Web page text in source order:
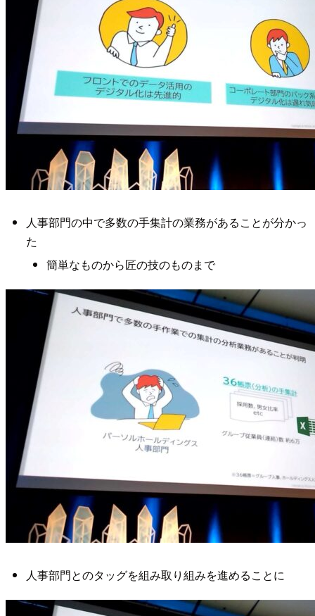
人事部門の中で多数の手集計の業務があることが分かっ
た
簡単なものから匠の技のものまで
人事部門とのタッグを組み取り組みを進めることに